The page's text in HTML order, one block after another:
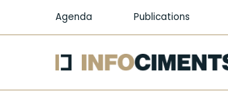
Agenda Publications